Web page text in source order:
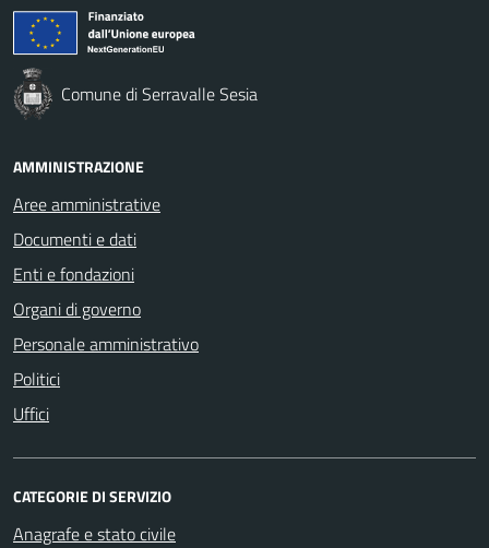
Comune di Serravalle Sesia
AMMINISTRAZIONE
Aree amministrative
Documenti e dati
Enti e fondazioni
Organi di governo
Personale amministrativo
Politici
Uffici
CATEGORIE DI SERVIZIO
Anagrafe e stato civile